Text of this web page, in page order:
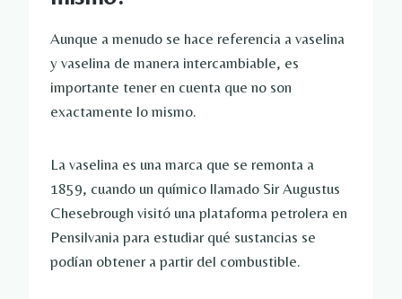
Aunque a menudo se hace referencia a vaselina
y vaselina de manera intercambiable, es
importante tener en cuenta que no son
exactamente lo mismo.
La vaselina es una marca que se remonta a
1859, cuando un químico llamado Sir Augustus
Chesebrough visitó una plataforma petrolera en
Pensilvania para estudiar qué sustancias se
podían obtener a partir del combustible.